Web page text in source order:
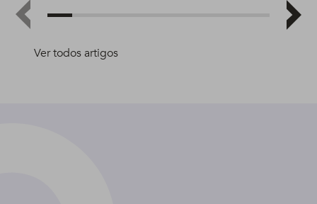
Ver todos artigos